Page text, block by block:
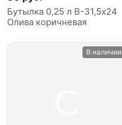
Бутылка 0,25 л В-31,5х24
Олива коричневая
В наличии